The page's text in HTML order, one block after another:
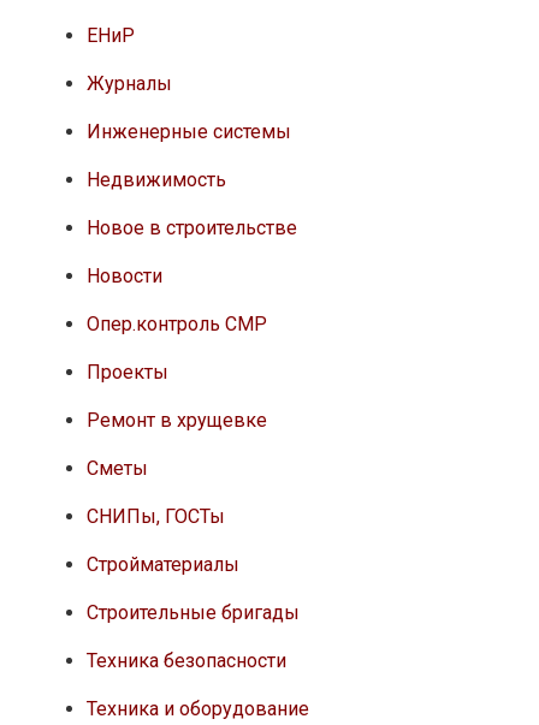
ЕНиР
Журналы
Инженерные системы
Недвижимость
Новое в строительстве
Новости
Опер.контроль СМР
Проекты
Ремонт в хрущевке
Сметы
СНИПы, ГОСТы
Стройматериалы
Строительные бригады
Техника безопасности
Техника и оборудование